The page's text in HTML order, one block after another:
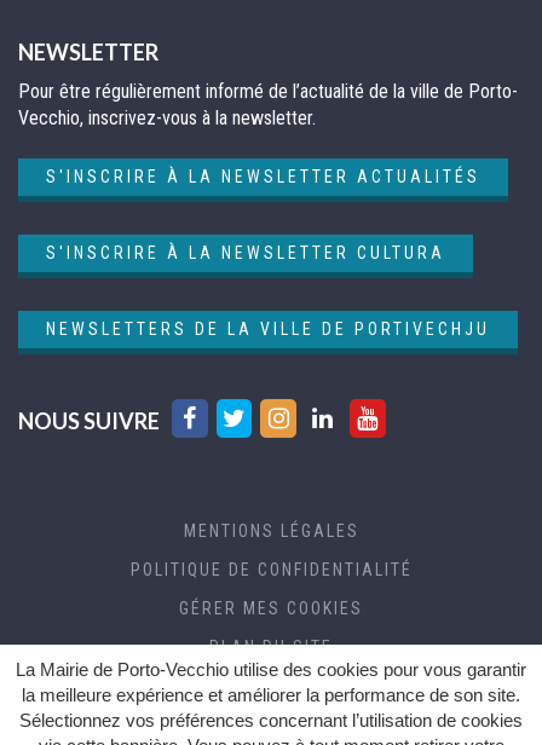
La Mairie de Porto-Vecchio utilise des cookies pour vous garantir
la meilleure expérience et améliorer la performance de son site.
Sélectionnez vos préférences concernant l’utilisation de cookies
NEWSLETTER
Pour être régulièrement informé de l’actualité de la ville de Porto-
Vecchio, inscrivez-vous à la newsletter.
S'INSCRIRE À LA NEWSLETTER ACTUALITÉS
S'INSCRIRE À LA NEWSLETTER CULTURA
NEWSLETTERS DE LA VILLE DE PORTIVECHJU
NOUS SUIVRE
Lien
compte
Lien
compte
Lien
compte
Lien
compte
LinkedinYoutube
MENTIONS LÉGALES
POLITIQUE DE CONFIDENTIALITÉ
GÉRER MES COOKIES
PLAN DU SITE
CRÉDITS
ACCESSIBILITÉ (RGAA)